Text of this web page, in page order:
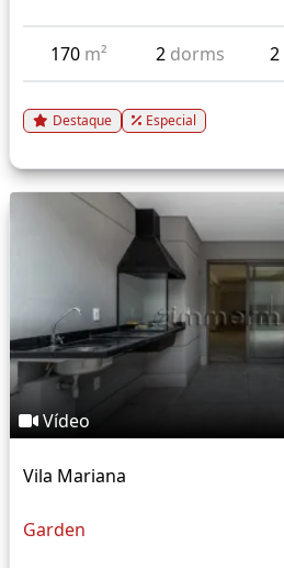
170 m² 2 dorms 2
Destaque Especial
Vídeo
Vila Mariana
Garden